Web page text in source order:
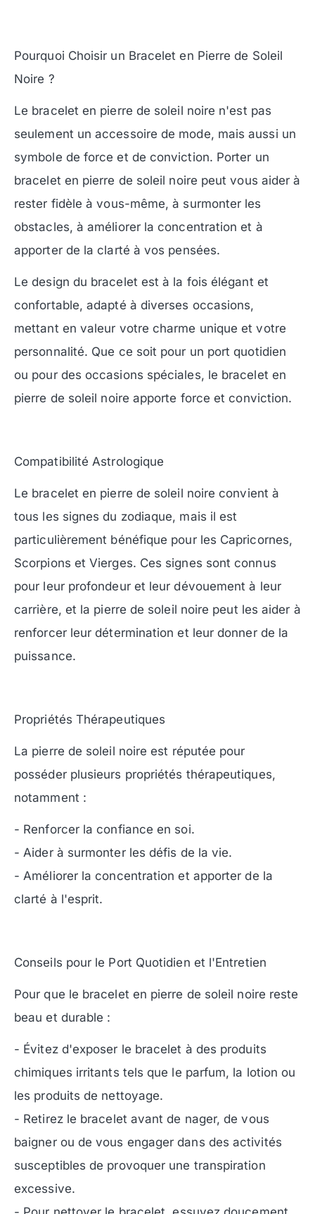
Pourquoi Choisir un Bracelet en Pierre de Soleil
Noire ?
Le bracelet en pierre de soleil noire n'est pas
seulement un accessoire de mode, mais aussi un
symbole de force et de conviction. Porter un
bracelet en pierre de soleil noire peut vous aider à
rester fidèle à vous-même, à surmonter les
obstacles, à améliorer la concentration et à
apporter de la clarté à vos pensées.
Le design du bracelet est à la fois élégant et
confortable, adapté à diverses occasions,
mettant en valeur votre charme unique et votre
personnalité. Que ce soit pour un port quotidien
ou pour des occasions spéciales, le bracelet en
pierre de soleil noire apporte force et conviction.
Compatibilité Astrologique
Le bracelet en pierre de soleil noire convient à
tous les signes du zodiaque, mais il est
particulièrement bénéfique pour les Capricornes,
Scorpions et Vierges. Ces signes sont connus
pour leur profondeur et leur dévouement à leur
carrière, et la pierre de soleil noire peut les aider à
renforcer leur détermination et leur donner de la
puissance.
Propriétés Thérapeutiques
La pierre de soleil noire est réputée pour
posséder plusieurs propriétés thérapeutiques,
notamment :
- Renforcer la confiance en soi.
- Aider à surmonter les défis de la vie.
- Améliorer la concentration et apporter de la
clarté à l'esprit.
Conseils pour le Port Quotidien et l'Entretien
Pour que le bracelet en pierre de soleil noire reste
beau et durable :
- Évitez d'exposer le bracelet à des produits
chimiques irritants tels que le parfum, la lotion ou
les produits de nettoyage.
- Retirez le bracelet avant de nager, de vous
baigner ou de vous engager dans des activités
susceptibles de provoquer une transpiration
excessive.